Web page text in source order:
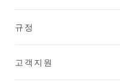
규정
고객지원